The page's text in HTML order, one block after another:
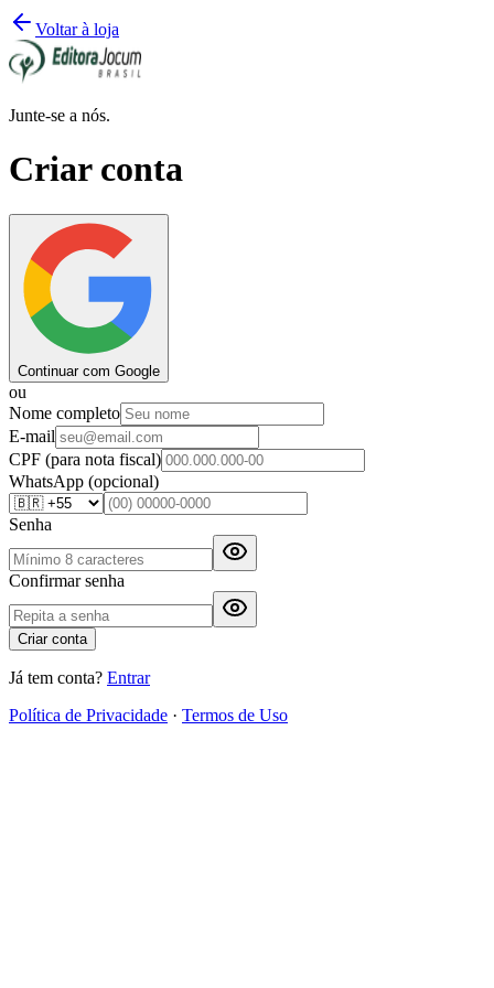
Voltar à loja
Junte-se a nós.
Criar conta
Continuar com Google
ou
Nome completo
E-mail
CPF (para nota fiscal)
WhatsApp (opcional)
Senha
Confirmar senha
Criar conta
Já tem conta? Entrar
Política de Privacidade · Termos de Uso